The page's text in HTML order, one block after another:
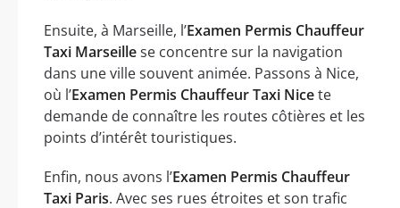
Ensuite, à Marseille, l’Examen Permis Chauffeur
Taxi Marseillese concentre sur la navigation
dans une ville souvent animée. Passons à Nice,
où l’Examen Permis Chauffeur Taxi Nicete
demande de connaître les routes côtières et les
points d’intérêt touristiques.
Enfin, nous avons l’Examen Permis Chauffeur
Taxi Paris. Avec ses rues étroites et son trafic